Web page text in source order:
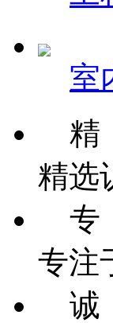
室
精
精选
专
专注
诚